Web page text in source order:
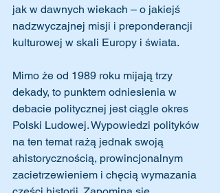
jak w dawnych wiekach – o jakiejś
nadzwyczajnej misji i preponderancji
kulturowej w skali Europy i świata.
Mimo że od 1989 roku mijają trzy
dekady, to punktem odniesienia w
debacie politycznej jest ciągle okres
Polski Ludowej. Wypowiedzi polityków
na ten temat rażą jednak swoją
ahistorycznością, prowincjonalnym
zacietrzewieniem i chęcią wymazania